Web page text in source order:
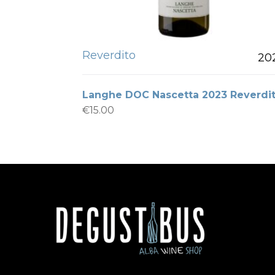
Reverdito
Langhe DOC Nascetta 2023
€15.00